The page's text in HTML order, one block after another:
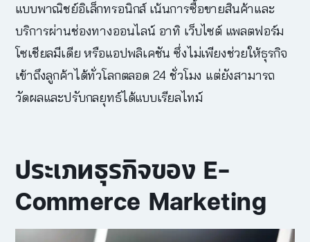
แบบพาณิชย์อิเล็กทรอนิกส์ เน้นการซื้อขายสินค้าและ
บริการผ่านช่องทางออนไลน์ อาทิ เว็บไซต์ แพลตฟอร์ม
โซเชียลมีเดีย หรือแอปพลิเคชัน ซึ่งไม่เพียงช่วยให้ธุรกิจ
เข้าถึงลูกค้าได้ทั่วโลกตลอด 24 ชั่วโมง แต่ยังสามารถ
วัดผลและปรับกลยุทธ์ได้แบบเรียลไทม์
ประเภทธุรกิจของ E-
Commerce Marketing